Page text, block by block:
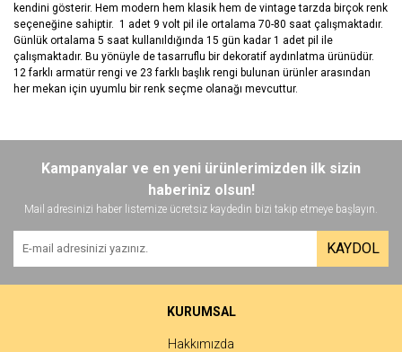
kendini gösterir. Hem modern hem klasik hem de vintage tarzda birçok renk
seçeneğine sahiptir. 1 adet 9 volt pil ile ortalama 70-80 saat çalışmaktadır.
Günlük ortalama 5 saat kullanıldığında 15 gün kadar 1 adet pil ile
çalışmaktadır. Bu yönüyle de tasarruflu bir dekoratif aydınlatma ürünüdür.
12 farklı armatür rengi ve 23 farklı başlık rengi bulunan ürünler arasından
her mekan için uyumlu bir renk seçme olanağı mevcuttur.
Bu ürüne ilk yorumu siz yapın!
Yorum Yaz
tarafımıza iletebilirsiniz.
Görüş ve önerileriniz için teşekkür ederiz.
Ürün resmi kalitesiz, bozuk veya görüntülenemiyor.
Ürün açıklamasında eksik bilgiler bulunuyor.
Ürün fiyatı diğer sitelerden daha pahalı.
Kampanyalar ve en yeni ürünlerimizden ilk sizin
haberiniz olsun!
Mail adresinizi haber listemize ücretsiz kaydedin bizi takip etmeye başlayın.
KAYDOL
KURUMSAL
Hakkımızda